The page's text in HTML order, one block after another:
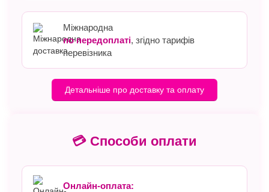
Міжнародна
по передоплаті, згідно тарифів
перевізника
Детальніше про доставку та оплату
💳 Способи оплати
Онлайн-оплата: